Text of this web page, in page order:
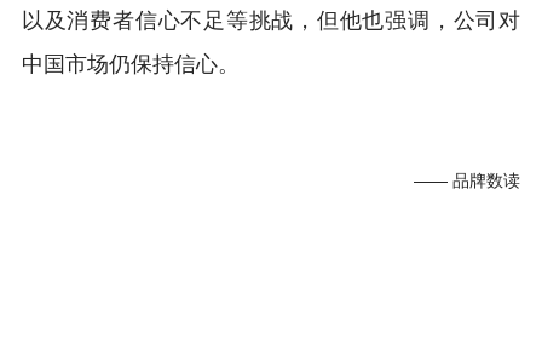
以及消费者信心不足等挑战，但他也强调，公司对
中国市场仍保持信心。
—— 品牌数读